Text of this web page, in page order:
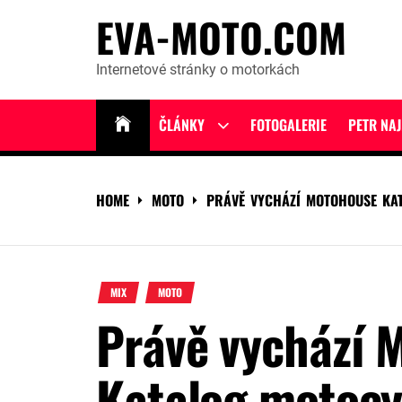
EVA-MOTO.COM
Internetové stránky o motorkách
ČLÁNKY
Show
menu
FOTOGALERIE PETR
HOME MOTO PRÁVĚ VYCHÁZÍ MOTOHOUSE
MIX MOTO
Právě vychází